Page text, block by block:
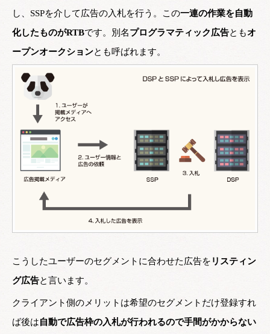
し、SSPを介して広告の入札を行う。この一連の作業を自動
化したものがRTBです。別名プログラマティック広告ともオ
ープンオークションとも呼ばれます。
こうしたユーザーのセグメントに合わせた広告を リスティン
グ広告と言います。
クライアント側のメリットは希望のセグメントだけ登録すれ
ば後は自動で広告枠の入札が行われるので手間がかからない